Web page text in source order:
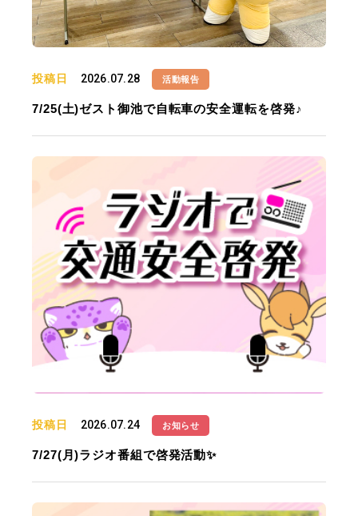
投稿日 2026.07.28 活動報告
7/25(土)ゼスト御池で自転車の安全運転を啓発♪
投稿日 2026.07.24 お知らせ
7/27(月)ラジオ番組で啓発活動✨